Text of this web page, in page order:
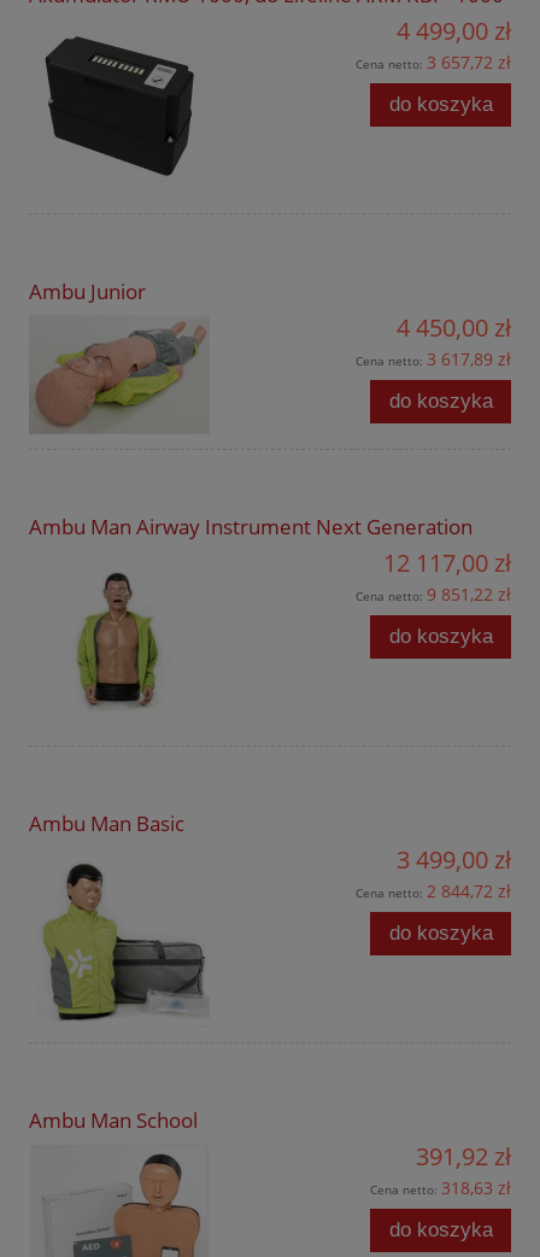
4 499,00 zł
Cena netto: 3 657,72 zł
do koszyka
Ambu Junior
4 450,00 zł
Cena netto: 3 617,89 zł
do koszyka
Ambu Man Airway Instrument Next Generation
12 117,00 zł
Cena netto: 9 851,22 zł
do koszyka
Ambu Man Basic
3 499,00 zł
Cena netto: 2 844,72 zł
do koszyka
Ambu Man School
391,92 zł
Cena netto: 318,63 zł
do koszyka